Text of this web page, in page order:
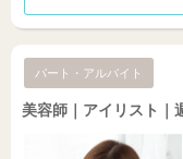
パート・アルバイト
美容師｜アイリスト｜